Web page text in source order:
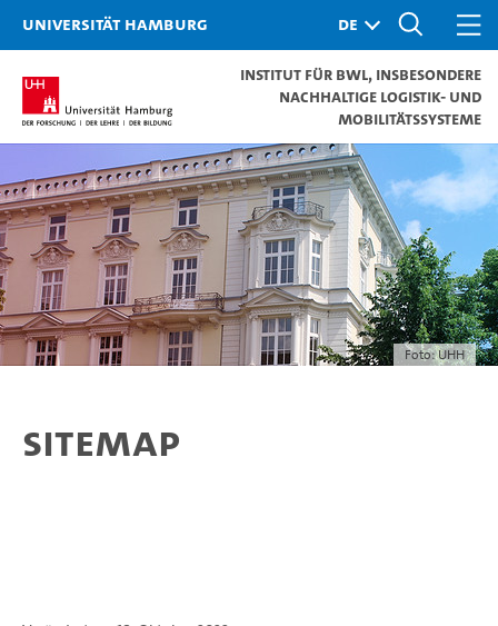
Universität Hamburg
Institut für BWL, insbesondere
Nachhaltige Logistik- und
Mobilitätssysteme
Foto: UHH
Sitemap